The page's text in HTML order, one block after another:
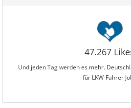
47.267
Und jeden Tag werden es mehr.
für LKW-Fahrer